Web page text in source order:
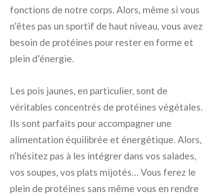
fonctions de notre corps. Alors, même si vous
n’êtes pas un sportif de haut niveau, vous avez
besoin de protéines pour rester en forme et
plein d’énergie.
Les pois jaunes, en particulier, sont de
véritables concentrés de protéines végétales.
Ils sont parfaits pour accompagner une
alimentation équilibrée et énergétique. Alors,
n’hésitez pas à les intégrer dans vos salades,
vos soupes, vos plats mijotés… Vous ferez le
plein de protéines sans même vous en rendre